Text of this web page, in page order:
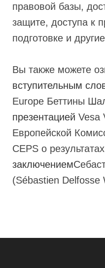
правовой базы,
защите, доступа к
подготовке и
Вы также можете
вступительным
Europe Беттины
презентацией Vesa
Европейской
CEPS о
заключением
(Sébastien Delfosse